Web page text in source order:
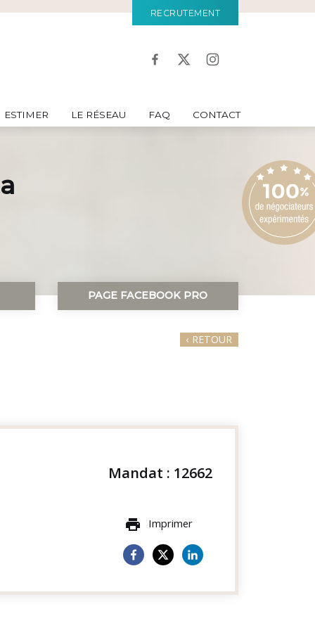
RECRUTEMENT
ESTIMER LE RÉSEAU FAQ CONTACT
PAGE FACEBOOK PRO
‹ RETOUR
Mandat : 12662
print Imprimer